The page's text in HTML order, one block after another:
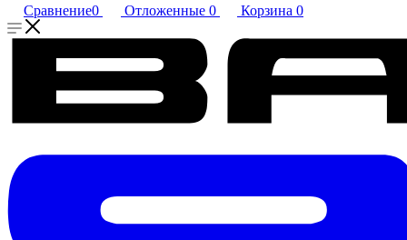
Сравнение0 Отложенные 0 Корзина 0